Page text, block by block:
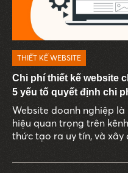
THIẾT KẾ WEBSITE
Chi phí thiết kế website
5 yếu tố quyết định chi
Website doanh nghiệp
hiệu quan trọng trên
thức tạo ra uy tín, và